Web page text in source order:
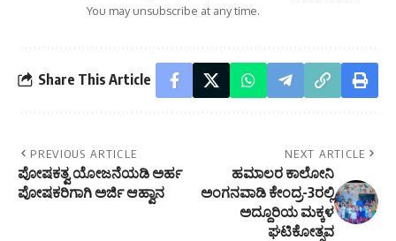
You may unsubscribe at any time.
Share This Article
PREVIOUS ARTICLE
ಪೋಷಕತ್ವ ಯೋಜನೆಯಡಿ ಅರ್ಹ
ಪೋಷಕರಿಗಾಗಿ ಅರ್ಜಿ ಆಹ್ವಾನ
NEXT ARTICLE
ಹಮಾಲರ ಕಾಲೋನಿ
ಅಂಗನವಾಡಿ ಕೇಂದ್ರ-3ರಲ್ಲಿ
ಅದ್ದೂರಿಯ ಮಕ್ಕಳ
ಘಟಿಕೋತ್ಸವ